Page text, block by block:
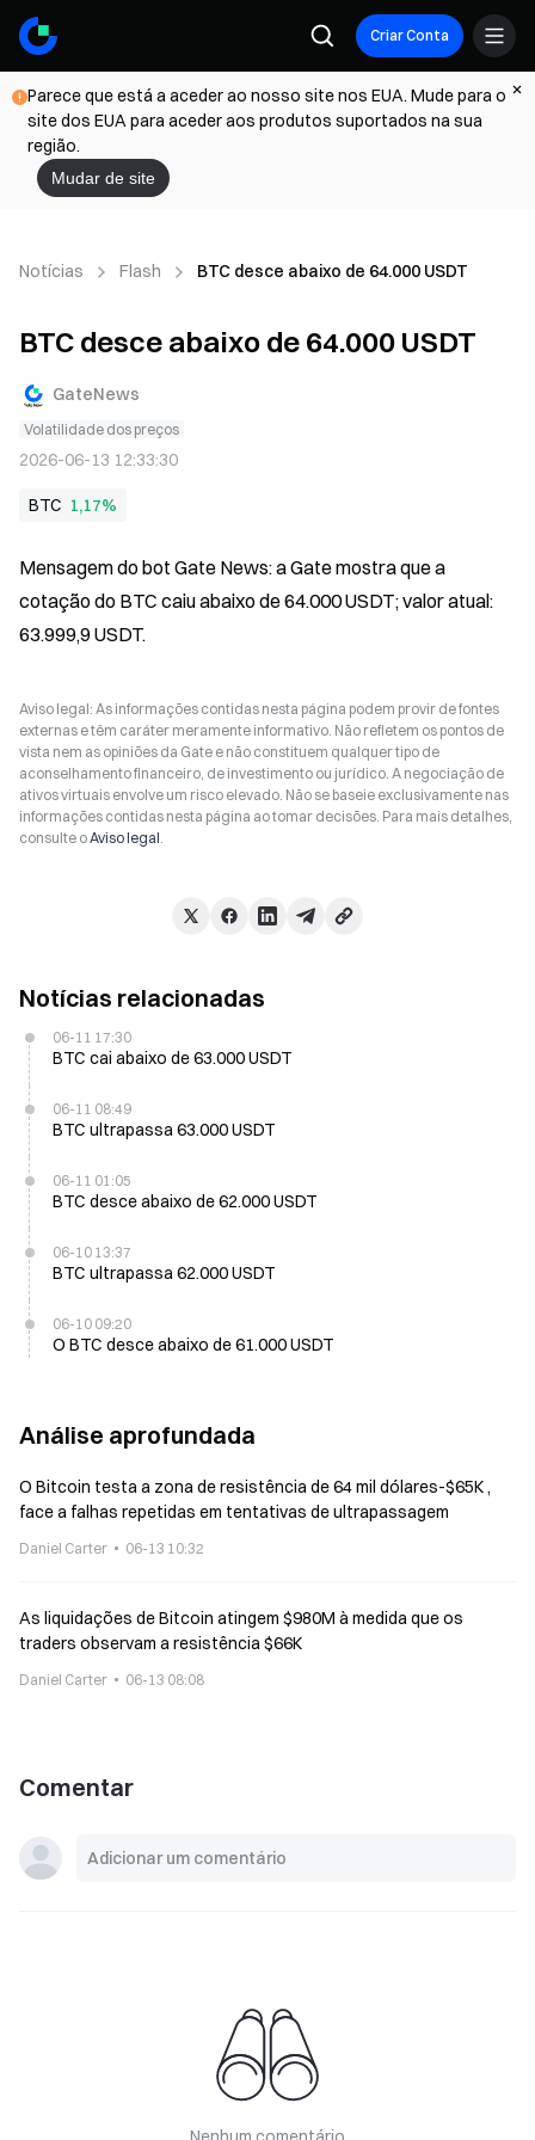
Criar Conta
Parece que está a aceder ao nosso site nos EUA. Mude para o
site dos EUA para aceder aos produtos suportados na sua
região.
Mudar de site
Notícias Flash BTC desce abaixo de 64.000 USDT
BTC desce abaixo de 64.000 USDT
GateNews
Volatilidade dos preços
2026-06-13 12:33:30
BTC 1,17%
Mensagem do bot Gate News: a Gate mostra que a
cotação do BTC caiu abaixo de 64.000 USDT; valor atual:
63.999,9 USDT.
Aviso legal: As informações contidas nesta página podem provir de fontes
externas e têm caráter meramente informativo. Não refletem os pontos de
vista nem as opiniões da Gate e não constituem qualquer tipo de
aconselhamento financeiro, de investimento ou jurídico. A negociação de
ativos virtuais envolve um risco elevado. Não se baseie exclusivamente nas
informações contidas nesta página ao tomar decisões. Para mais detalhes,
consulte oAviso legal.
Notícias relacionadas
06-11 17:30
BTC cai abaixo de 63.000 USDT
06-11 08:49
BTC ultrapassa 63.000 USDT
06-11 01:05
BTC desce abaixo de 62.000 USDT
06-10 13:37
BTC ultrapassa 62.000 USDT
06-10 09:20
O BTC desce abaixo de 61.000 USDT
Análise aprofundada
O Bitcoin testa a zona de resistência de 64 mil dólares-$65K ,
face a falhas repetidas em tentativas de ultrapassagem
Daniel Carter 06-13 10:32
As liquidações de Bitcoin atingem $980M à medida que os
traders observam a resistência $66K
Daniel Carter 06-13 08:08
Comentar